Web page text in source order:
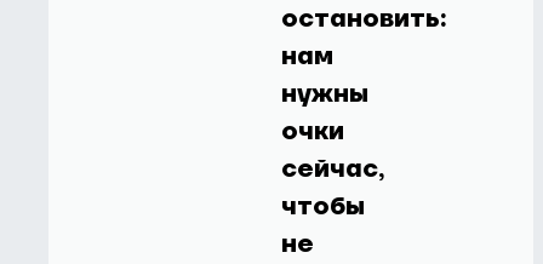
остановить:
нам
нужны
очки
сейчас,
чтобы
не